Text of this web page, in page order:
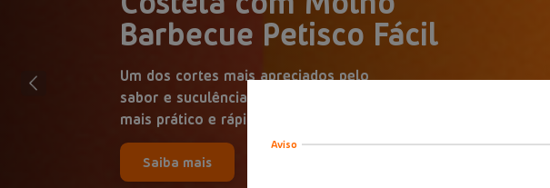
Barbecue Petisco Fácil
Um dos cortes mais apreciados pelo
sabor e suculência, agora muito
mais prático e rápido!
Saiba mais
Aviso